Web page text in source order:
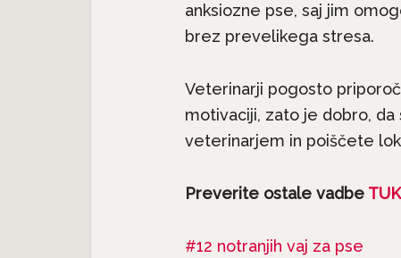
anksiozne pse, saj jim
brez prevelikega stresa.
Veterinarji pogosto
motivaciji, zato je dobro,
veterinarjem in poiščete
Preverite ostale vadbe
12 notranjih vaj za pse
Predstavljamo pasme:
Havanski bišon, majhen...
seter